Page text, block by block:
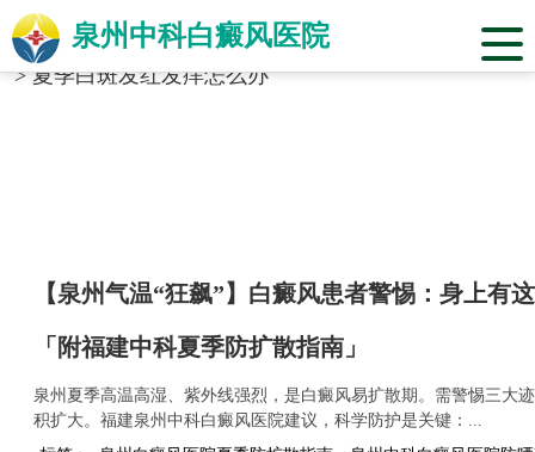
泉州中科白癜风医院
当前位置：福建省泉州市中科白癜风医院
标签合辑
>夏季白斑发红发痒怎么办
【泉州气温“狂飙”】白癜风患者警惕：身上有
「附福建中科夏季防扩散指南」
泉州夏季高温高湿、紫外线强烈，是白癜风易扩散期。需警惕三大
积扩大。福建泉州中科白癜风医院建议，科学防护是关键：...